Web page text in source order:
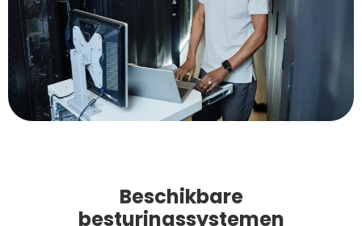
Beschikbare
besturingssystemen